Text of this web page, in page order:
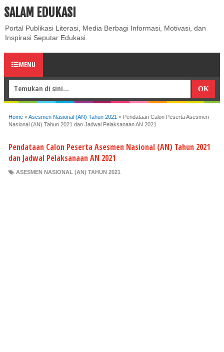
ABOUT CONTACT US
SALAM EDUKASI
Portal Publikasi Literasi, Media Berbagi Informasi, Motivasi, dan
Inspirasi Seputar Edukasi.
MENU
Home »Asesmen Nasional (AN) Tahun 2021 » Pendataan Calon Peserta Asesmen
Nasional (AN) Tahun 2021 dan Jadwal Pelaksanaan AN 2021
Pendataan Calon Peserta Asesmen Nasional (AN) Tahun 2021
dan Jadwal Pelaksanaan AN 2021
ASESMEN NASIONAL (AN) TAHUN 2021